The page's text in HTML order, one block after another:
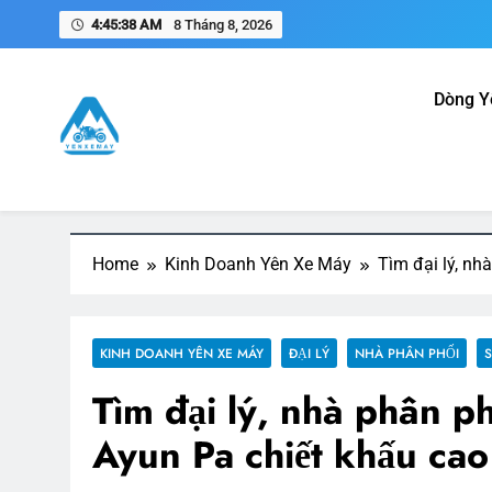
4:45:39 AM 8 Tháng 8, 2026
Nam
Dòng
Home Kinh Doanh Yên Xe Máy Tìm đại lý,
KINH DOANH YÊN XE MÁY ĐẠI LÝ NHÀ PHÂN PHỐI
Tìm đại lý, nhà phân
Ayun Pa chiết khấu cao